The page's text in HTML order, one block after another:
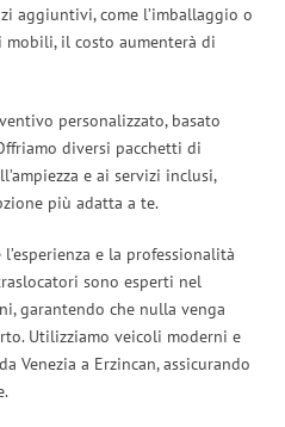
aggiuntivi, come l’imballaggio o
il costo aumenterà di
personalizzato, basato
diversi pacchetti di
e ai servizi inclusi,
più adatta a te.
e la professionalità
sono esperti nel
garantendo che nulla venga
Utilizziamo veicoli moderni e
Venezia a Erzincan, assicurando